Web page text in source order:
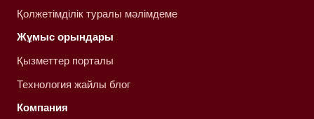
Қолжетімділік туралы мәлімдеме
Жұмыс орындары
Қызметтер порталы
Технология жайлы блог
Компания